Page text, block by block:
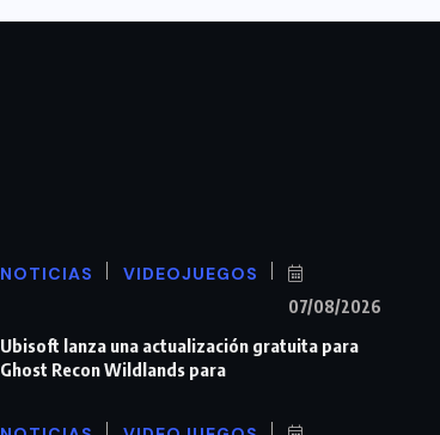
NOTICIAS VIDEOJUEGOS
07/08/2026
Ubisoft lanza una actualización gratuita para
Ghost Recon Wildlands para